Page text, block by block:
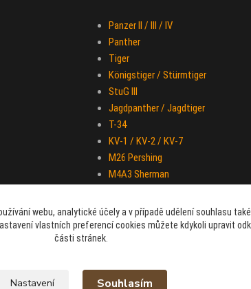
Panzer II / III / IV
Panther
Tiger
Königstiger / Stürmtiger
StuG III
Jagdpanther / Jagdtiger
T-34
KV-1 / KV-2 / KV-7
M26 Pershing
M4A3 Sherman
Half-track M-16
Sd.Kfz. 251 "Hakl"
webu, analytické účely a v případě udělení souhlasu
vlastních preferencí cookies můžete kdykoli upravit
části stránek.
Nastavení Souhlasím